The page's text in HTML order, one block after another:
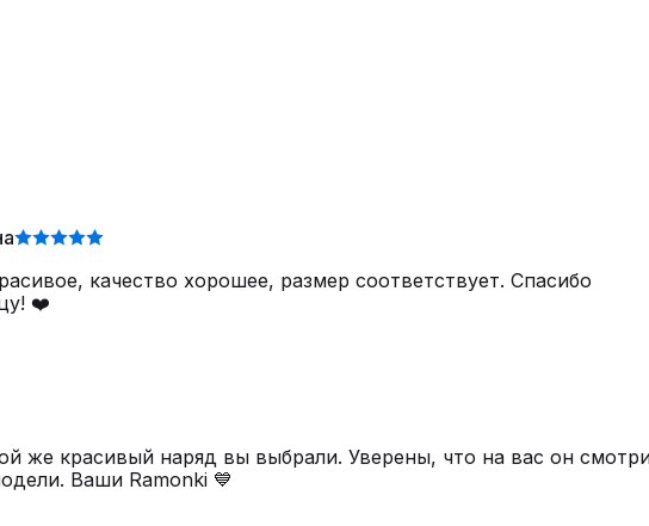
качество хорошее, размер соответствует. Спасибо
❤️
же красивый наряд вы выбрали. Уверены, что на вас он
Ваши Ramonki 💙